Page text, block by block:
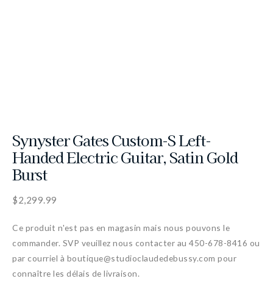
Synyster Gates Custom-S Left-
Handed Electric Guitar, Satin Gold
Burst
$2,299.99
Ce produit n'est pas en magasin mais nous pouvons le
commander. SVP veuillez nous contacter au 450-678-8416 ou
par courriel à boutique@studioclaudedebussy.com pour
connaître les délais de livraison.